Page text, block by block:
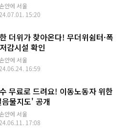
안에 서울
15:20
더위가 찾아온다! 무더위쉼터·폭
감시설 확인
안에 서울
16:59
무료로 드려요! 이동노동자 위한
물지도' 공개
안에 서울
17:08